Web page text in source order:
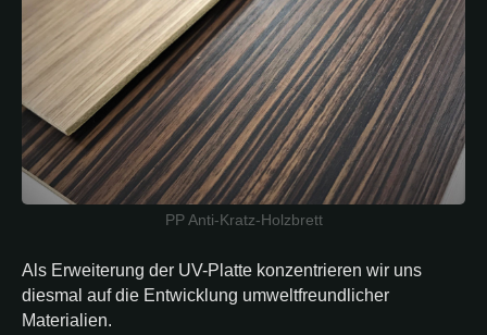
PP Anti-Kratz-Holzbrett
Als Erweiterung der UV-Platte konzentrieren wir uns
diesmal auf die Entwicklung umweltfreundlicher
Materialien.